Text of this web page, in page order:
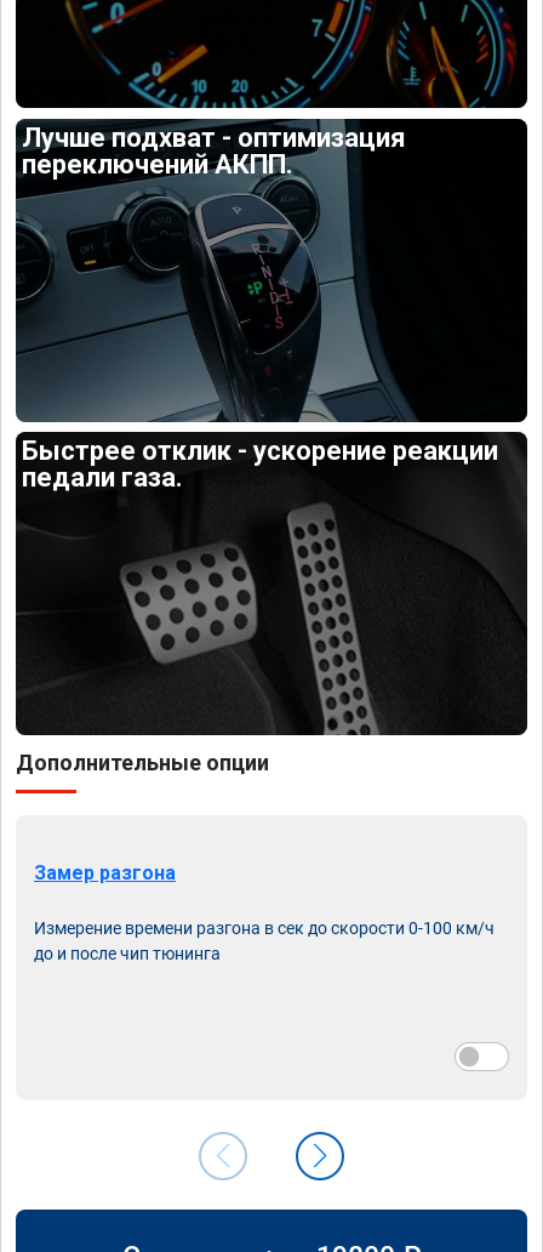
Лучше подхват - оптимизация
переключений АКПП.
Быстрее отклик - ускорение реакции
педали газа.
Дополнительные опции
Замер разгона
Измерение времени разгона в сек до скорости 0-100 км/ч
до и после чип тюнинга